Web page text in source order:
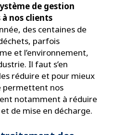
de gestion
nos clients
des centaines de
parfois
et l’environnement,
Il faut s’en
réduire et pour mieux
permettent nos
notamment à réduire
de mise en décharge.